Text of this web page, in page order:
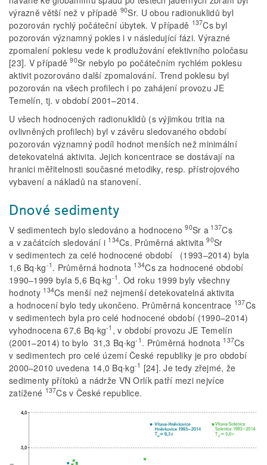
výrazně větší než v případě 90Sr. U obou radionuklidů byl
pozorován rychlý počáteční úbytek. V případě 137Cs byl
pozorován významný pokles i v následující fázi. Výrazné
zpomalení poklesu vede k prodlužování efektivního poločasu
[23]. V případě90Sr nebylo po počátečním rychlém poklesu
aktivit pozorováno další zpomalování. Trend poklesu byl
pozorován na všech profilech i po zahájení provozu JE
Temelín, tj. v období 2001–2014.
U všech hodnocených radionuklidů (s výjimkou tritia na
ovlivněných profilech) byl v závěru sledovaného období
pozorován významný podíl hodnot menších než minimální
detekovatelná aktivita. Jejich koncentrace se dostávají na
hranici měřitelnosti současné metodiky, resp. přístrojového
vybavení a nákladů na stanovení.
Dnové sedimenty
V sedimentech bylo sledováno a hodnoceno90Sr a 137Cs
a v začátcích sledování i 134Cs. Průměrná aktivita90Sr
v sedimentech za celé hodnocené období (1993–2014) byla
1,6 Bq∙kg-1 . Průměrná hodnota 134Cs za hodnocené období
1990–1999 byla 5,6 Bq∙kg-1 . Od roku 1999 byly všechny
hodnoty 134Cs menší než nejmenší detekovatelná aktivita
a hodnocení bylo tedy ukončeno. Průměrná koncentrace 137Cs
v sedimentech byla pro celé hodnocené období (1990–2014)
vyhodnocena 67,6 Bq∙kg-1 , v období provozu JE Temelín
(2001–2014) to bylo 31,3 Bq∙kg-1 . Průměrná hodnota 137Cs
v sedimentech pro celé území České republiky je pro období
2000–2010 uvedena 14,0 Bq∙kg-1 [24]. Je tedy zřejmé, že
sedimenty přítoků a nádrže VN Orlík patří mezi nejvíce
zatížené 137Cs v České republice.